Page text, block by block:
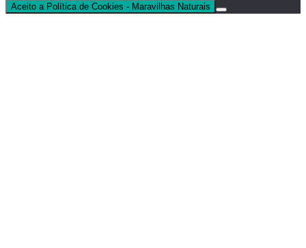
Aceito a Política de Cookies - Maravilhas Naturais